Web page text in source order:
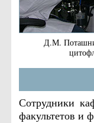
Д.М.
Сотрудники
факультетов и